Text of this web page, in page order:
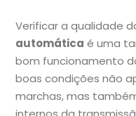
Verificar a qualidade
automática é uma
bom funcionamento
boas condições não
marchas, mas